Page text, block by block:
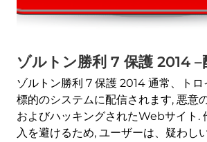
ゾルトン勝利 7 保護 2014 –
ゾルトン勝利 7 保護 2014 通常、ト
標的のシステムに配信されます, 悪意
およびハッキングされたWebサイト.
入を避けるため, ユーザーは、疑わし